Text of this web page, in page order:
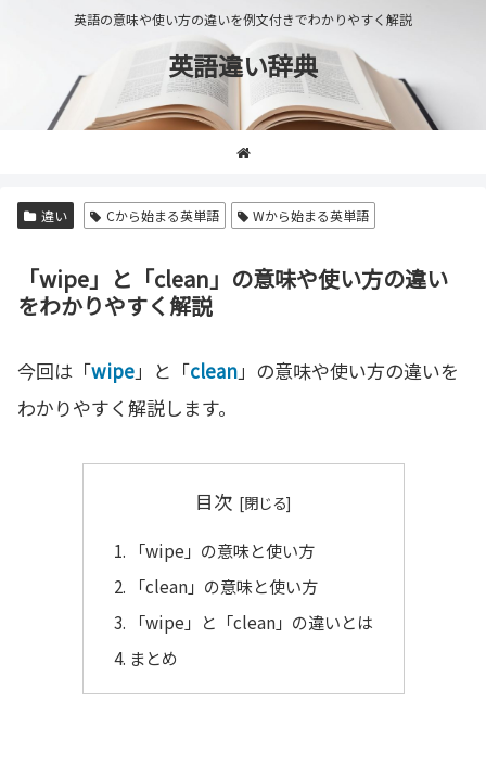
英語の意味や使い方の違いを例文付きでわかりやすく解説
英語違い辞典
違い Cから始まる英単語 Wから始まる英単語
「wipe」と「clean」の意味や使い方の違い
をわかりやすく解説
今回は「wipe」と「clean」の意味や使い方の違いを
わかりやすく解説します。
目次
「wipe」の意味と使い方
「clean」の意味と使い方
「wipe」と「clean」の違いとは
まとめ